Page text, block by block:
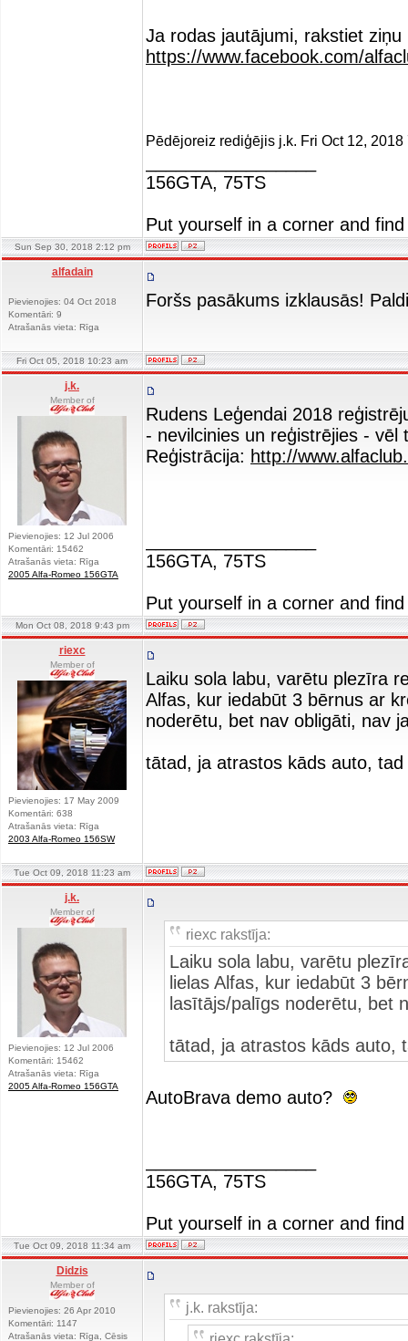
Ja rodas jautājumi, rakstiet
https://www.facebook.com/
Pēdējoreiz rediģējis j.k. Fri Oct 12,
156GTA, 75TS
Put yourself in a corner and
Sun Sep 30, 2018 2:12 pm
alfadain
Pievienojies: 04 Oct 2018
Komentāri: 9
Atrašanās vieta: Rīga
Foršs pasākums izklausās!
Fri Oct 05, 2018 10:23 am
j.k.
Member of
Pievienojies: 12 Jul 2006
Komentāri: 15462
Atrašanās vieta: Rīga
2005 Alfa-Romeo 156GTA
Rudens Leģendai 2018
- nevilcinies un reģistrējies -
Reģistrācija: http://
156GTA, 75TS
Put yourself in a corner and
Mon Oct 08, 2018 9:43 pm
riexc
Member of
Pievienojies: 17 May 2009
Komentāri: 638
Atrašanās vieta: Rīga
2003 Alfa-Romeo 156SW
Laiku sola labu, varētu plezīra
Alfas, kur iedabūt 3 bērnus ar
noderētu, bet nav obligāti, nav
tātad, ja atrastos kāds auto,
Tue Oct 09, 2018 11:23 am
j.k.
Member of
Pievienojies: 12 Jul 2006
Komentāri: 15462
Atrašanās vieta: Rīga
2005 Alfa-Romeo 156GTA
riexc rakstīja:
Laiku sola labu, varētu
lielas Alfas, kur iedabūt 3
lasītājs/palīgs noderētu, bet
tātad, ja atrastos kāds auto,
AutoBrava demo auto?
156GTA, 75TS
Put yourself in a corner and
Tue Oct 09, 2018 11:34 am
Didzis
Member of
Pievienojies: 26 Apr 2010
Komentāri: 1147
Atrašanās vieta: Rīga, Cēsis
j.k. rakstīja: